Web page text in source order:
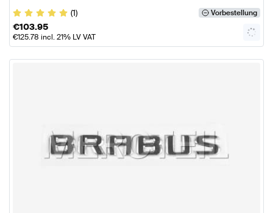
(1)
Vorbestellung
€103.95
€125.78 incl. 21% LV VAT